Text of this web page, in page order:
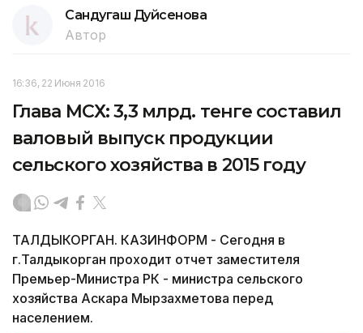
Сандугаш Дуйсенова
Автор
16:36, 22 Июня 2016
Глава МСХ: 3,3 млрд. тенге составил
валовый выпуск продукции
сельского хозяйства в 2015 году
ТАЛДЫКОРГАН. КАЗИНФОРМ - Сегодня в
г.Талдыкорган проходит отчет заместителя
Премьер-Министра РК - министра сельского
хозяйства Аскара Мырзахметова перед
населением.